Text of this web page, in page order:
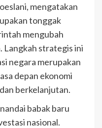
mengatakan
tonggak
mengubah
Langkah strategis ini
negara merupakan
depan ekonomi
berkelanjutan.
babak baru
nasional.